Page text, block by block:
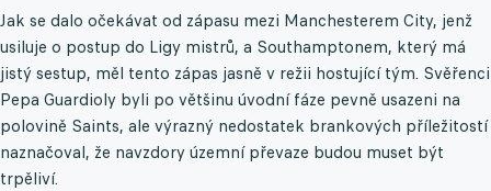
Jak se dalo očekávat od zápasu mezi Manchesterem City, jenž
usiluje o postup do Ligy mistrů, a Southamptonem, který má
jistý sestup, měl tento zápas jasně v režii hostující tým. Svěřenci
Pepa Guardioly byli po většinu úvodní fáze pevně usazeni na
polovině Saints, ale výrazný nedostatek brankových příležitostí
naznačoval, že navzdory územní převaze budou muset být
trpěliví.